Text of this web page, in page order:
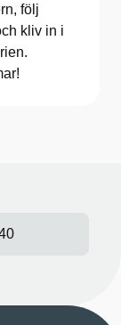
följ
kliv in i